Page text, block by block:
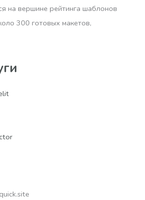
на вершине рейтинга шаблонов
300 готовых макетов,